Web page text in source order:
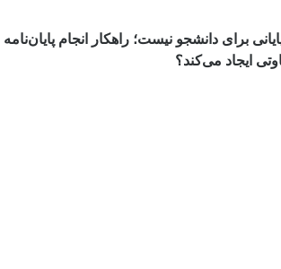
برای دانشجو نیست؛ راهکار انجام پایان‌نامه
ایجاد می‌کند؟